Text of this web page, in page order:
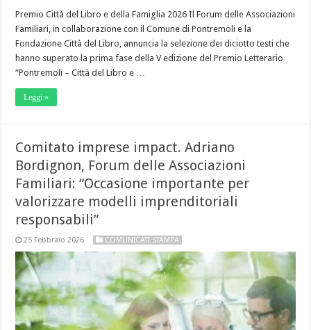
Premio Città del Libro e della Famiglia 2026 Il Forum delle Associazioni
Familiari, in collaborazione con il Comune di Pontremoli e la
Fondazione Città del Libro, annuncia la selezione dei diciotto testi che
hanno superato la prima fase della V edizione del Premio Letterario
“Pontremoli – Città del Libro e …
Leggi »
Comitato imprese impact. Adriano
Bordignon, Forum delle Associazioni
Familiari: “Occasione importante per
valorizzare modelli imprenditoriali
responsabili”
25 Febbraio 2026 COMUNICATI STAMPA